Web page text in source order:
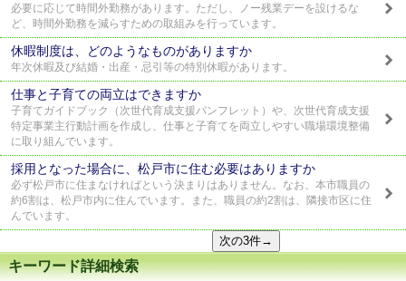
必要に応じて時間外勤務があります。ただし、ノー残業デーを設けるな
ど、時間外勤務を減らすための取組みを行っています。
休暇制度は、どのようなものがありますか
年次休暇及び結婚・出産・忌引等の特別休暇があります。
仕事と子育ての両立はできますか
子育てガイドブック（次世代育成支援パンフレット）や、次世代育成支援
特定事業主行動計画を作成し、仕事と子育てを両立しやすい職場環境整備
に取り組んでいます。
採用となった場合に、松戸市に住む必要はありますか
必ず松戸市に住まなければという決まりはありません。なお、本市職員の
約6割は、松戸市内に住んでいます。また、職員の約2割は、隣接市区に住
んでいます。
キーワード詳細検索